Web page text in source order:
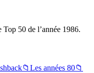
50 de l’année 1986.
📁 Les années 80📁